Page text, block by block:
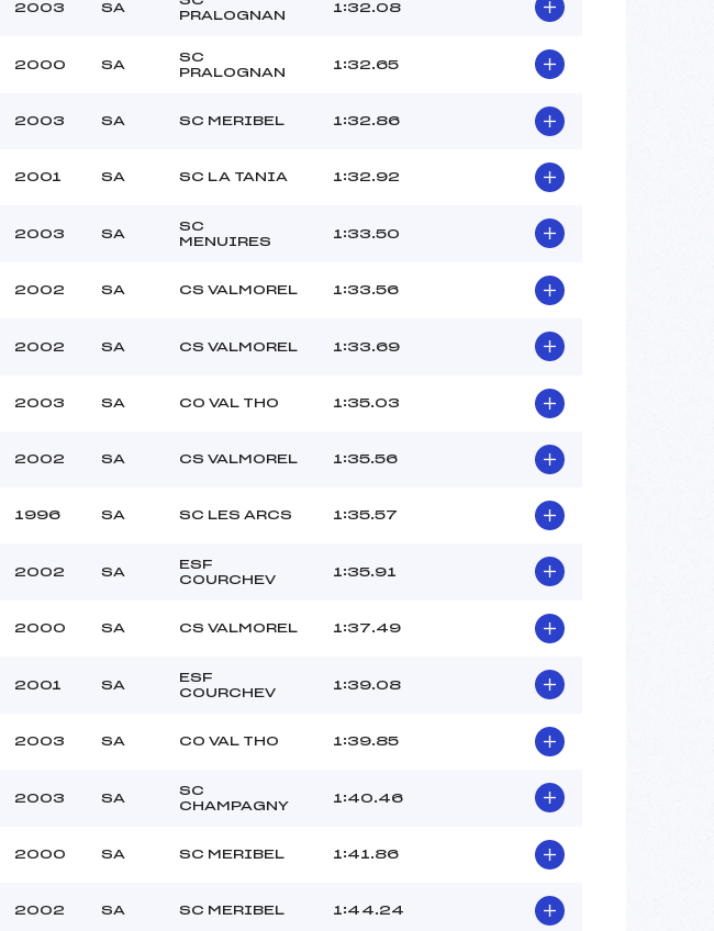
MACHET AMELIE (SA)
MARTIN LIZZIE (SA)
Ouvreurs E :
Température arrivée :
-1°C
2003 SA
PRALOGNAN
1:32.08
2000 SA
SC
PRALOGNAN
1:32.65
2003 SA SC MERIBEL 1:32.86
2001 SA SC LA TANIA 1:32.92
2003 SA
SC
MENUIRES
1:33.50
2002 SA CS VALMOREL 1:33.56
2002 SA CS VALMOREL 1:33.69
2003 SA CO VAL THO 1:35.03
2002 SA CS VALMOREL 1:35.56
1996 SA SC LES ARCS 1:35.57
2002 SA
ESF
COURCHEV
1:35.91
2000 SA CS VALMOREL 1:37.49
2001 SA
ESF
COURCHEV
1:39.08
2003 SA CO VAL THO 1:39.85
2003 SA
SC
CHAMPAGNY
1:40.46
2000 SA SC MERIBEL 1:41.86
2002 SA SC MERIBEL 1:44.24